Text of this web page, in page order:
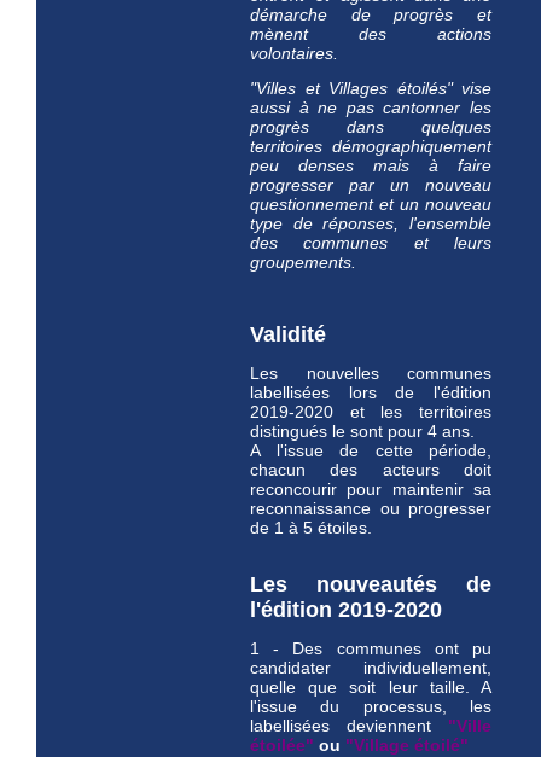
démarche de progrès et
mènent des actions
volontaires.
"Villes et Villages étoilés" vise
aussi à ne pas cantonner les
progrès dans quelques
territoires démographiquement
peu denses mais à faire
progresser par un nouveau
questionnement et un nouveau
type de réponses, l'ensemble
des communes et leurs
groupements.
Validité
Les nouvelles communes
labellisées lors de l'édition
2019-2020 et les territoires
distingués le sont pour 4 ans.
A l'issue de cette période,
chacun des acteurs doit
reconcourir pour maintenir sa
reconnaissance ou progresser
de 1 à 5 étoiles.
Les nouveautés de
l'édition 2019-2020
1 - Des communes ont pu
candidater individuellement,
quelle que soit leur taille. A
l'issue du processus, les
labellisées deviennent "Ville
étoilée" ou "Village étoilé"